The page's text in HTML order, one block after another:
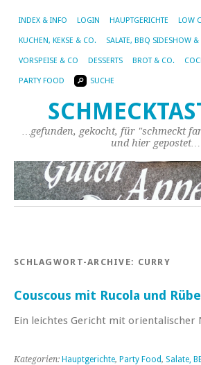
INDEX & INFO LOGIN HAUPTGERICHTE LOW
KUCHEN, KEKSE & CO. SALATE, BBQ SIDESHOW &
VORSPEISE & CO DESSERTS BROT & CO.
PARTY FOOD SUCHE
…gefunden, gekocht, für "schmeckt
und hier gepostet…
SCHLAGWORT-ARCHIVE: CURRY
Couscous mit Rucola und
Ein leichtes Gericht mit orientalischer
Kategorien: Hauptgerichte, Party Food, Salate,